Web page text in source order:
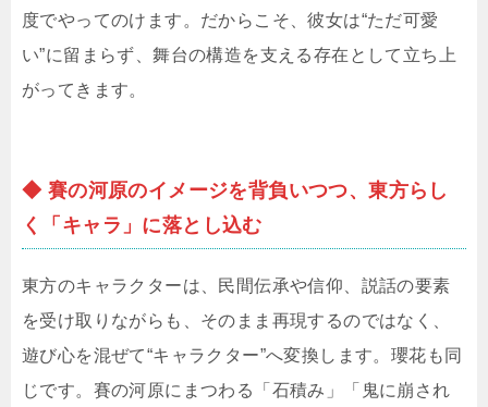
度でやってのけます。だからこそ、彼女は“ただ可愛
い”に留まらず、舞台の構造を支える存在として立ち上
がってきます。
◆ 賽の河原のイメージを背負いつつ、東方らし
く「キャラ」に落とし込む
東方のキャラクターは、民間伝承や信仰、説話の要素
を受け取りながらも、そのまま再現するのではなく、
遊び心を混ぜて“キャラクター”へ変換します。瓔花も同
じです。賽の河原にまつわる「石積み」「鬼に崩され